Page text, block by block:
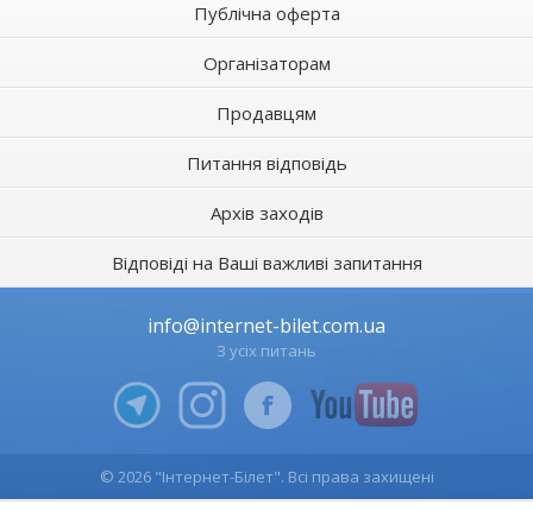
Публічна оферта
Організаторам
Продавцям
Питання відповідь
Архів заходів
Відповіді на Ваші важливі запитання
info@internet-bilet.com.ua
З усіх питань
© 2026 "Інтернет-Білет". Всі права захищені